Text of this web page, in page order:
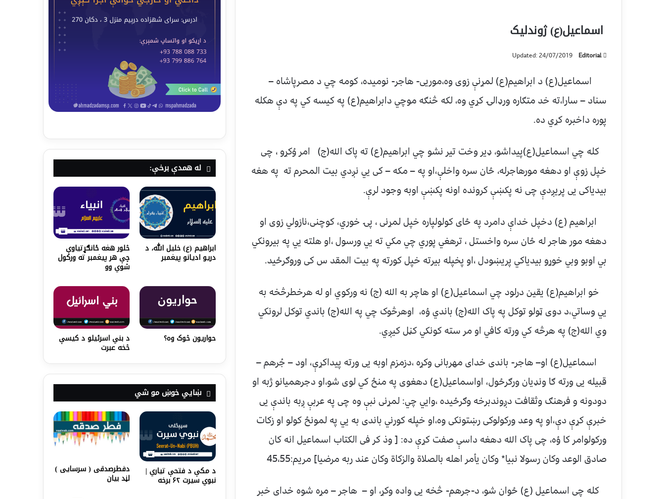
اسماعيل(ع) ژوندلیک
Editorial
Updated: 24/07/2019
اسماعیل(ع) د ابراهیم(ع) لمړنې زوی وه،موریی- هاجر- نومیده، کومه چي د مصرپاشاه –
سناد – سارا،ته خد متګاره ورډالۍ کړي وه، لکه څنګه موچي دابراهیم(ع) په کیسه کي په دې هکله
پوره داخبره کړي ده.
کله چي اسماعیل(ع)پیداشو، ډیر وخت تیر نشو چي ابراهیم(ع) ته پاک الله(ج) امر وُکړو ، چی
خپل زوې او دهغه مورهاجرله، ځان سره واخلې،او په – مکه – کی یي نږدي بیت المحرم ته په هغه
بیدیاکی یی پریږدې چی نه پکښې کرونده اونه پکښې اوبه وجود لرې.
ابراهیم (ع) دخپل خداې دامرد په ځای کولولپاره خپل لمړنی ، پۍ خوري، کوچنی،نازولي زوی او
دهغه مور هاجر له ځان سره واخستل ، ترهغي پوري چي مکي ته یي ورسول ،او هلته یي په بیرونکي
بي اوبو وبي خوړو بیدیاکي پریښودل ،او پخپله بیرته خپل کورته په بیت المقد س کی وروګرځید.
خو ابراهیم(ع) یقین درلود چي اسماعیل(ع) او هاچر به الله (ج) نه ورکوي او له هرخطرڅخه به
یي وساتي،د دوی ټولو توکل په پاک الله(ج) باندي وُه، اوهرڅوک چي په الله(ج) باندي توکل لرونکي
وي الله(ج) په هرڅه کي ورته کافي او مر سته کونکي کڼل کیږي.
اسماعیل(ع) او– هاجر- باندی خدای مهربانی وکړه ،دزمزم اوبه یی ورته پیداکړې، اود – جُرهم –
قبیله یی ورته ګا ونډیان ورګرځول، اواسماعیل(ع) دهغوی په منځ کي لوی شو،او دجرهمیانو ژبه او
دودونه و فرهنګ وثقافت دږوندبرخه وګرځیده ،وایي چي: لمړنی نبې وه چی په عربې ږبه باندې یی
خبرې کړې دې،او په وعد ورکولوکی رښتونکی وه،او خپله کورني باندی به یي په لمونځ کولو او زکات
ورکولوامر کا وُه، چی پاک الله دهغه داسې صفت کړې ده: [ وذ ‌کر فی الکتاب اسماعیل انه کان
صادق الوعد وکان رسولا نبیا٭ وکان یأمر اهله بالصلاة والزکاة وکان عند ربه مرضیا] مریم:45،55
کله چی اسماعیل (ع) ځوان شو، د-جرهم- څخه یی واده وکړ، او – هاجر – مړه شوه خدای خبر
له همدې برخې:
ابراهیم (ع) خلیل الله، د
دریو ادیانو پیغمبر
څلور هغه ځانګړتیاوې
چې هر پیغمبر ته ورکول
شوي وو
حواريون څوک وه؟ د بني اسرئيلو د کیسې
څخه عبرت
ښايي خوښ مو شي
د مکې د فتحې تياري |
نبوي سیرت ۶۲ برخه
دفطرصدقی ( سرسايی )
لڼد بيان